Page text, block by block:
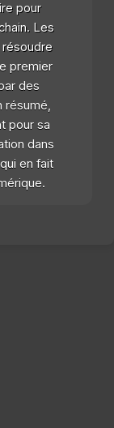
pour
Les
premier
des
résumé,
pour sa
dans
en fait